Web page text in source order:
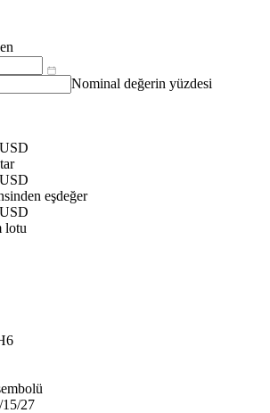
Nominal değerin yüzdesi
eşdeğer
lotu
27